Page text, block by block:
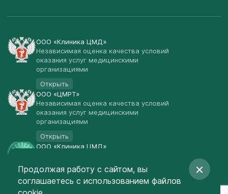
ООО «Клиника ЦМД»
Независимая оценка качества условий
оказания услуг медицинскими
организациями
Открыть
ООО «ЦМРТ»
Независимая оценка качества условий
оказания услуг медицинскими
организациями
Открыть
ООО «Клиника ЦМД»
Открыть
© Клиника ЦМД 2003-2026
Продолжая работу с сайтом, вы
соглашаетесь с использованием файлов